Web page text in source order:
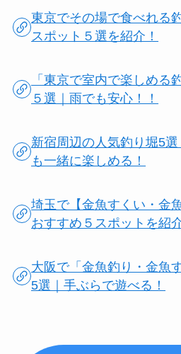
東京でその場で食べれる
スポット５選を紹介！
「東京で室内で楽しめる
５選｜雨でも安心！！
新宿周辺の人気釣り堀5
も一緒に楽しめる！
埼玉で【金魚すくい・金
おすすめ５スポットを紹
大阪で「金魚釣り・金魚
5選｜手ぶらで遊べる！